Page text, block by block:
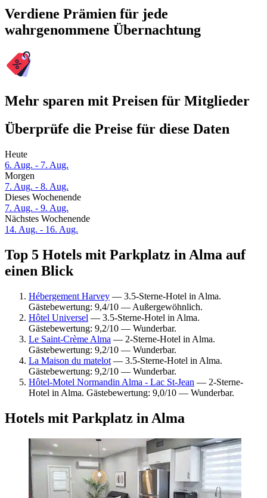
Verdiene Prämien für jede
wahrgenommene Übernachtung
Mehr sparen mit Preisen für Mitglieder
Überprüfe die Preise für diese Daten
Heute
6. Aug. - 7. Aug.
Morgen
7. Aug. - 8. Aug.
Dieses Wochenende
7. Aug. - 9. Aug.
Nächstes Wochenende
14. Aug. - 16. Aug.
Top 5 Hotels mit Parkplatz in Alma auf
einen Blick
Hébergement Harvey — 3.5-Sterne-Hotel in Alma.
Gästebewertung: 9,4/10 — Außergewöhnlich.
Hôtel Universel — 3.5-Sterne-Hotel in Alma.
Gästebewertung: 9,2/10 — Wunderbar.
Le Saint-Crème Alma — 2-Sterne-Hotel in Alma.
Gästebewertung: 9,2/10 — Wunderbar.
La Maison du matelot — 3.5-Sterne-Hotel in Alma.
Gästebewertung: 9,2/10 — Wunderbar.
Hôtel-Motel Normandin Alma - Lac St-Jean — 2-Sterne-
Hotel in Alma. Gästebewertung: 9,0/10 — Wunderbar.
Hotels mit Parkplatz in Alma